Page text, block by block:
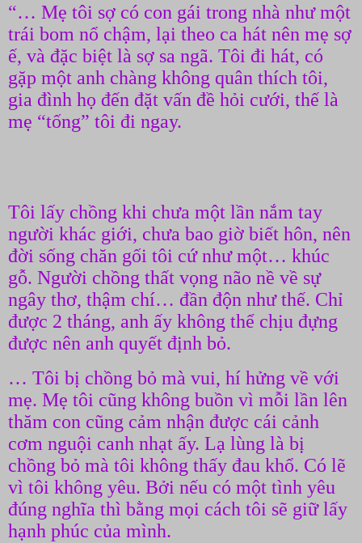
“… Mẹ tôi sợ có con gái trong nhà như một
trái bom nổ chậm, lại theo ca hát nên mẹ sợ
ế, và đặc biệt là sợ sa ngã. Tôi đi hát, có
gặp một anh chàng không quân thích tôi,
gia đình họ đến đặt vấn đề hỏi cưới, thế là
mẹ “tống” tôi đi ngay.
Tôi lấy chồng khi chưa một lần nắm tay
người khác giới, chưa bao giờ biết hôn, nên
đời sống chăn gối tôi cứ như một… khúc
gỗ. Người chồng thất vọng não nề về sự
ngây thơ, thậm chí… đần độn như thế. Chỉ
được 2 tháng, anh ấy không thể chịu đựng
được nên anh quyết định bỏ.
… Tôi bị chồng bỏ mà vui, hí hửng về với
mẹ. Mẹ tôi cũng không buồn vì mỗi lần lên
thăm con cũng cảm nhận được cái cảnh
cơm nguội canh nhạt ấy. Lạ lùng là bị
chồng bỏ mà tôi không thấy đau khổ. Có lẽ
vì tôi không yêu. Bởi nếu có một tình yêu
đúng nghĩa thì bằng mọi cách tôi sẽ giữ lấy
hạnh phúc của mình.